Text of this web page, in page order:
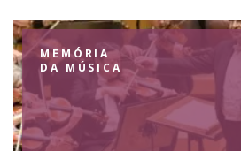
MEMÓRIA
DA MÚSICA